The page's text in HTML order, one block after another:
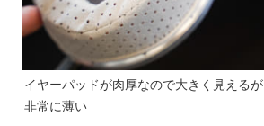
イヤーパッドが肉厚なので大きく見える
非常に薄い